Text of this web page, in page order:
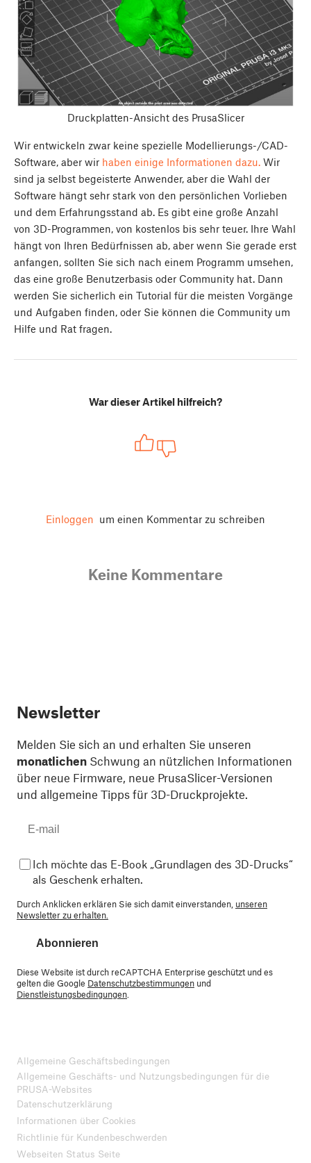
Druckplatten-Ansicht des PrusaSlicer
Wir entwickeln zwar keine spezielle Modellierungs-/CAD-
Software, aber wir haben einige Informationen dazu. Wir
sind ja selbst begeisterte Anwender, aber die Wahl der
Software hängt sehr stark von den persönlichen Vorlieben
und dem Erfahrungsstand ab. Es gibt eine große Anzahl
von 3D-Programmen, von kostenlos bis sehr teuer. Ihre Wahl
hängt von Ihren Bedürfnissen ab, aber wenn Sie gerade erst
anfangen, sollten Sie sich nach einem Programm umsehen,
das eine große Benutzerbasis oder Community hat. Dann
werden Sie sicherlich ein Tutorial für die meisten Vorgänge
und Aufgaben finden, oder Sie können die Community um
Hilfe und Rat fragen.
War dieser Artikel hilfreich?
Einloggen um einen Kommentar zu schreiben
Keine Kommentare
Newsletter
Melden Sie sich an und erhalten Sie unseren
monatlichen Schwung an nützlichen Informationen
über neue Firmware, neue PrusaSlicer-Versionen
und allgemeine Tipps für 3D-Druckprojekte.
Ich möchte das E-Book „Grundlagen des 3D-Drucks“
als Geschenk erhalten.
Durch Anklicken erklären Sie sich damit einverstanden, unseren
Newsletter zu erhalten.
Abonnieren
Diese Website ist durch reCAPTCHA Enterprise geschützt und es
gelten die Google Datenschutzbestimmungen und
Dienstleistungsbedingungen
Allgemeine Geschäftsbedingungen
Allgemeine Geschäfts- und Nutzungsbedingungen für die
PRUSA-Websites
Datenschutzerklärung
Informationen über Cookies
Richtlinie für Kundenbeschwerden
Webseiten Status Seite